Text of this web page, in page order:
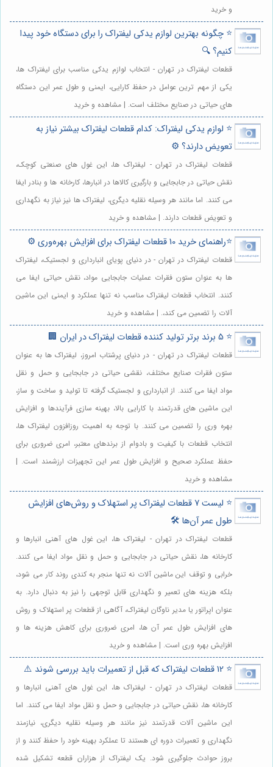
و خرید
⭐️ چگونه بهترین لوازم یدکی لیفتراک را برای دستگاه خود پیدا
کنیم؟ 🔍
قطعات لیفتراک در تهران - انتخاب لوازم یدکی مناسب برای لیفتراک ها،
یکی از مهم ترین عوامل در حفظ کارایی، ایمنی و طول عمر این دستگاه
های حیاتی در صنایع مختلف است. | مشاهده و خرید
⭐️ لوازم یدکی لیفتراک: کدام قطعات لیفتراک بیشتر نیاز به
تعویض دارند؟ ⚙️
قطعات لیفتراک در تهران - لیفتراک ها، این غول های صنعتی کوچک،
نقش حیاتی در جابجایی و بارگیری کالاها در انبارها، کارخانه ها و بنادر ایفا
می کنند. اما مانند هر وسیله نقلیه دیگری، لیفتراک ها نیز نیاز به نگهداری
و تعویض قطعات دارند. | مشاهده و خرید
⭐️راهنمای خرید 10 قطعات لیفتراک برای افزایش بهره‌وری ⚙️
قطعات لیفتراک در تهران - در دنیای پویای انبارداری و لجستیک، لیفتراک
ها به عنوان ستون فقرات عملیات جابجایی مواد، نقش حیاتی ایفا می
کنند. انتخاب قطعات لیفتراک مناسب نه تنها عملکرد و ایمنی این ماشین
آلات را تضمین می کند،. | مشاهده و خرید
⭐️ 5 برند برتر تولید کننده قطعات لیفتراک در ایران 🏢
قطعات لیفتراک در تهران - در دنیای پرشتاب امروز، لیفتراک ها به عنوان
ستون فقرات صنایع مختلف، نقشی حیاتی در جابجایی و حمل و نقل
مواد ایفا می کنند. از انبارداری و لجستیک گرفته تا تولید و ساخت و ساز،
این ماشین های قدرتمند با کارایی بالا، بهینه سازی فرآیندها و افزایش
بهره وری را تضمین می کنند. با توجه به اهمیت روزافزون لیفتراک ها،
انتخاب قطعات با کیفیت و بادوام از برندهای معتبر، امری ضروری برای
حفظ عملکرد صحیح و افزایش طول عمر این تجهیزات ارزشمند است. |
مشاهده و خرید
⭐️ لیست 7 قطعات لیفتراک پر استهلاک و روش‌های افزایش
طول عمر آن‌ها 🛠️
قطعات لیفتراک در تهران - لیفتراک ها، این غول های آهنی انبارها و
کارخانه ها، نقش حیاتی در جابجایی و حمل و نقل مواد ایفا می کنند.
خرابی و توقف این ماشین آلات نه تنها منجر به کندی روند کار می شود،
بلکه هزینه های تعمیر و نگهداری قابل توجهی را نیز به دنبال دارد. به
عنوان اپراتور یا مدیر ناوگان لیفتراک، آگاهی از قطعات پر استهلاک و روش
های افزایش طول عمر آن ها، امری ضروری برای کاهش هزینه ها و
افزایش بهره وری است. | مشاهده و خرید
⭐️ 12 قطعات لیفتراک که قبل از تعمیرات باید بررسی شوند ⚠️
قطعات لیفتراک در تهران - لیفتراک ها، این غول های آهنی انبارها و
کارخانه ها، نقش حیاتی در جابجایی و حمل و نقل مواد ایفا می کنند. اما
این ماشین آلات قدرتمند نیز مانند هر وسیله نقلیه دیگری، نیازمند
نگهداری و تعمیرات دوره ای هستند تا عملکرد بهینه خود را حفظ کنند و از
بروز حوادث جلوگیری شود. یک لیفتراک از هزاران قطعه تشکیل شده